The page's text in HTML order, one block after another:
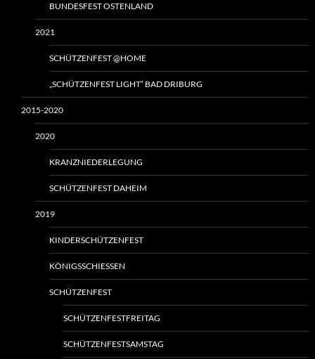
BUNDESFEST OSTENLAND
2021
SCHÜTZENFEST @HOME
„SCHÜTZENFEST LIGHT“ BAD DRIBURG
2015-2020
2020
KRANZNIEDERLEGUNG
SCHÜTZENFEST DAHEIM
2019
KINDERSCHÜTZENFEST
KÖNIGSSCHIESSEN
SCHÜTZENFEST
SCHÜTZENFESTFREITAG
SCHÜTZENFESTSAMSTAG